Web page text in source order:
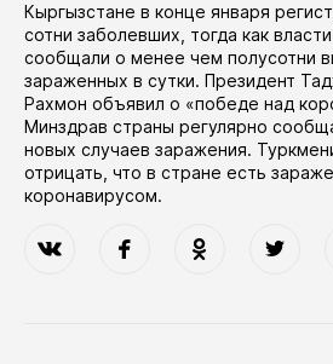
Кыргызстане в конце января
сотни заболевших, тогда как
сообщали о менее чем полусотни
зараженных в сутки. Президент
Рахмон объявил о «победе над
Минздрав страны регулярно
новых случаев заражения.
отрицать, что в стране есть
коронавирусом.